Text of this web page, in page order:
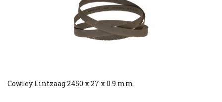
Cowley Lintzaag 2450 x 27 x 0.9 mm